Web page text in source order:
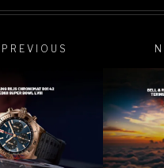
PREVIOUS